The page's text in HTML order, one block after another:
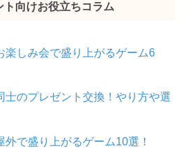
ト向けお役立ちコラム
楽しみ会で盛り上がるゲーム6
士のプレゼント交換！やり方や選
で盛り上がるゲーム10選！